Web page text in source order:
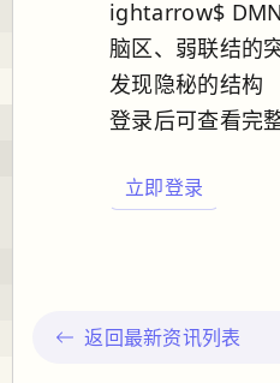
ightarrow$
脑区、弱联结的
发现隐秘的结构
登录后可查看完
立即登录
返回最新资讯列表